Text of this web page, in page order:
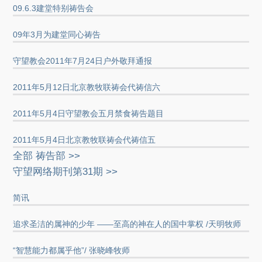
09.6.3建堂特别祷告会
09年3月为建堂同心祷告
守望教会2011年7月24日户外敬拜通报
2011年5月12日北京教牧联祷会代祷信六
2011年5月4日守望教会五月禁食祷告题目
2011年5月4日北京教牧联祷会代祷信五
全部 祷告部 >>
守望网络期刊第31期 >>
简讯
追求圣洁的属神的少年 ——至高的神在人的国中掌权 /天明牧师
“智慧能力都属乎他”/ 张晓峰牧师